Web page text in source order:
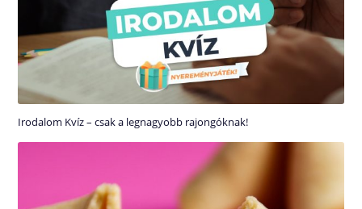
Irodalom Kvíz – csak a legnagyobb rajongóknak!